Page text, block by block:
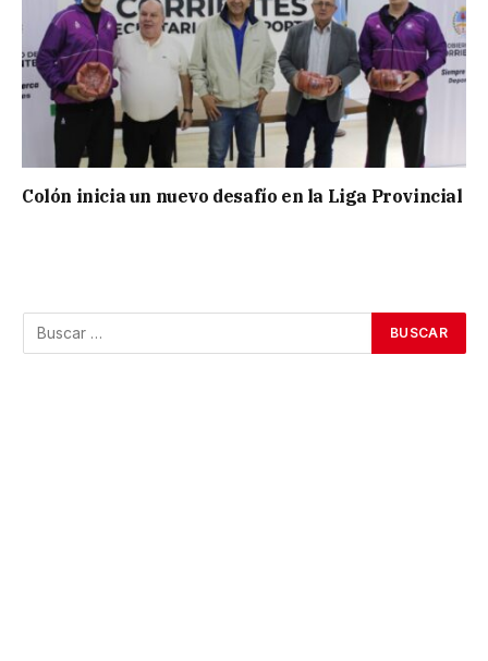
Colón inicia un nuevo desafío en la Liga Provincial